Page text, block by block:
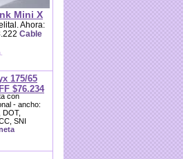
Mini X
Ahora:
Cable
175/65
$76.234
con
- ancho:
DOT,
SNI